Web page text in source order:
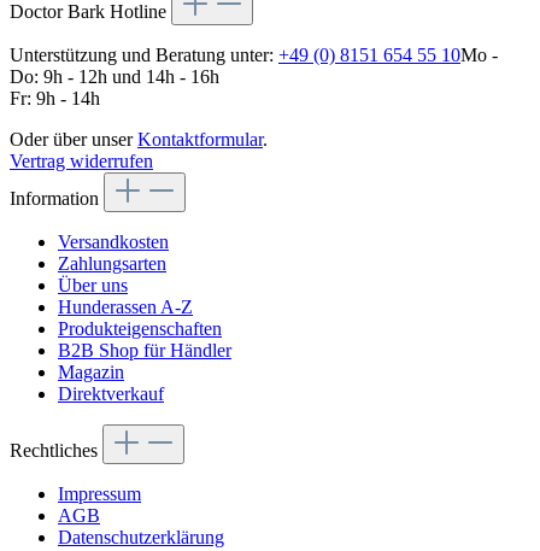
Doctor Bark Hotline
Unterstützung und Beratung unter: +49 (0) 8151 654 55 10Mo -
Do: 9h - 12h und 14h - 16h
Fr: 9h - 14h
Oder über unserKontaktformular.
Vertrag widerrufen
Information
Versandkosten
Zahlungsarten
Über uns
Hunderassen A-Z
Produkteigenschaften
B2B Shop für Händler
Magazin
Direktverkauf
Rechtliches
Impressum
AGB
Datenschutzerklärung